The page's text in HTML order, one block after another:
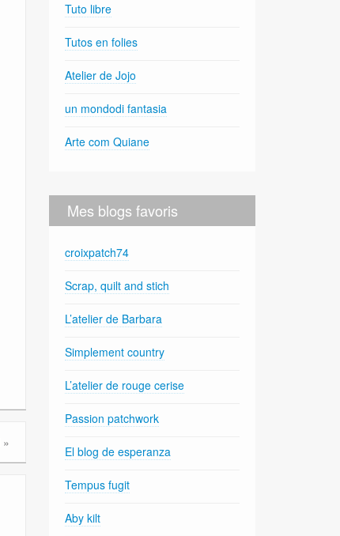
»
Tuto libre
Tutos en folies
Atelier de Jojo
un mondodi fantasia
Arte com Quiane
Mes blogs favoris
croixpatch74
Scrap, quilt and stich
L’atelier de Barbara
Simplement country
L’atelier de rouge cerise
Passion patchwork
El blog de esperanza
Tempus fugit
Aby kilt